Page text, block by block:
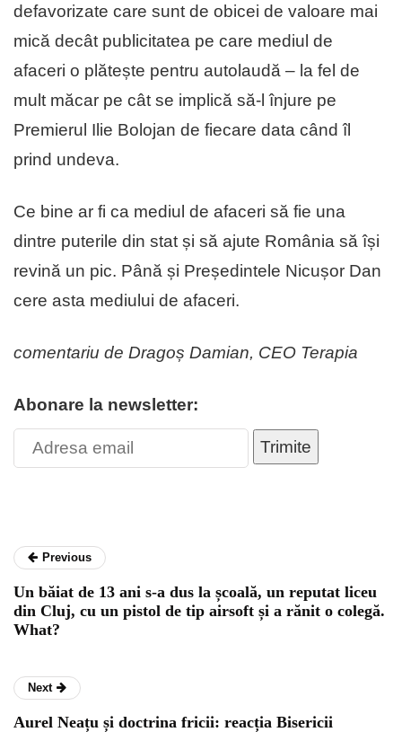
defavorizate care sunt de obicei de valoare mai
mică decât publicitatea pe care mediul de
afaceri o plătește pentru autolaudă – la fel de
mult măcar pe cât se implică să-l înjure pe
Premierul Ilie Bolojan de fiecare data când îl
prind undeva.
Ce bine ar fi ca mediul de afaceri să fie una
dintre puterile din stat și să ajute România să își
revină un pic. Până și Președintele Nicușor Dan
cere asta mediului de afaceri.
comentariu de Dragoș Damian, CEO Terapia
Abonare la newsletter:
Trimite
Previous
Un băiat de 13 ani s-a dus la școală, un reputat liceu
din Cluj, cu un pistol de tip airsoft și a rănit o colegă.
What?
Next
Aurel Neațu și doctrina fricii: reacția Bisericii